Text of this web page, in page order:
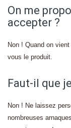
On me
accepter ?
Non ! Quand on
vous le produit.
Faut-il que
Non ! Ne laissez
nombreuses